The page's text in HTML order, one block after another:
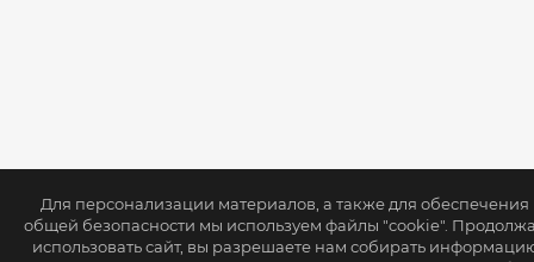
Для персонализации материалов, а также для обеспечения
общей безопасности мы используем файлы "cookie".
использовать сайт, вы разрешаете нам собирать